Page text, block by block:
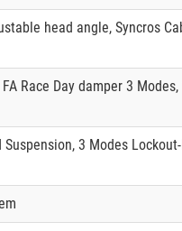
head angle, Syncros
Race Day damper 3
3 Modes